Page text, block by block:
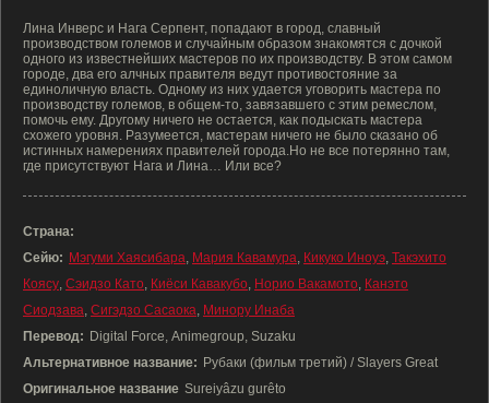
Лина Инверс и Нага Серпент, попадают в город, славный
производством големов и случайным образом знакомятся с дочкой
одного из известнейших мастеров по их производству. В этом самом
городе, два его алчных правителя ведут противостояние за
единоличную власть. Одному из них удается уговорить мастера по
производству големов, в общем-то, завязавшего с этим ремеслом,
помочь ему. Другому ничего не остается, как подыскать мастера
схожего уровня. Разумеется, мастерам ничего не было сказано об
истинных намерениях правителей города.Но не все потерянно там,
где присутствуют Нага и Лина… Или все?
Страна:
Сейю: Мэгуми Хаясибара, Мария Кавамура, Кикуко Иноуэ, Такэхито
Коясу, Сэидзо Като, Киёси Кавакубо, Норио Вакамото, Канэто
Сиодзава, Сигэдзо Сасаока, Минору Инаба
Перевод: Digital Force, Animegroup, Suzaku
Альтернативное название: Рубаки (фильм третий) / Slayers Great
Оригинальное название Sureiyâzu gurêto